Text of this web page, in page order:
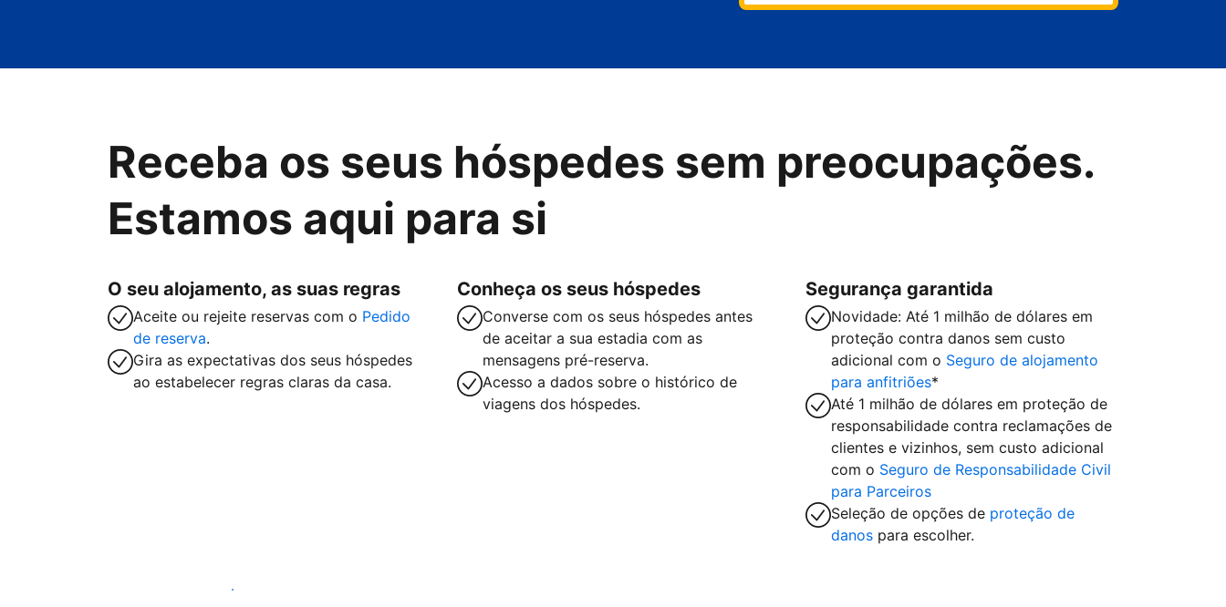
Receba os seus hóspedes sem preocupações.
Estamos aqui para si
O seu alojamento, as suas regras
Aceite ou rejeite reservas com o Pedido
de reserva.
Gira as expectativas dos seus hóspedes
ao estabelecer regras claras da casa.
Conheça os seus hóspedes
Converse com os seus hóspedes antes
de aceitar a sua estadia com as
mensagens pré-reserva.
Acesso a dados sobre o histórico de
viagens dos hóspedes.
Segurança garantida
Novidade: Até 1 milhão de dólares em
proteção contra danos sem custo
adicional com o Seguro de alojamento
para anfitriões*
Até 1 milhão de dólares em proteção de
responsabilidade contra reclamações de
clientes e vizinhos, sem custo adicional
com o Seguro de Responsabilidade Civil
para Parceiros
Seleção de opções de proteção de
danos para escolher.
Anuncie connosco hoje mesmo